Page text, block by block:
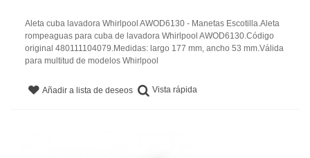
Aleta cuba lavadora Whirlpool AWOD6130 - Manetas Escotilla.Aleta
rompeaguas para cuba de lavadora Whirlpool AWOD6130.Código
original 480111104079.Medidas: largo 177 mm, ancho 53 mm.Válida
para multitud de modelos Whirlpool
Añadir a lista de deseos Vista rápida